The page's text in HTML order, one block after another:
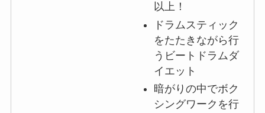
以上！
ドラムスティック
をたたきながら行
うビートドラムダ
イエット
暗がりの中でボク
シングワークを行